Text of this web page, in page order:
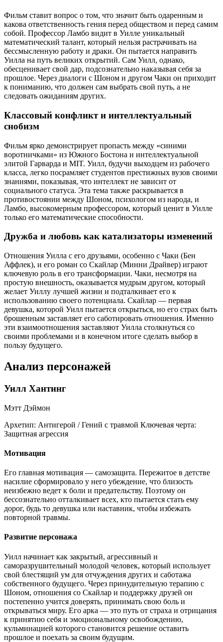
Фильм ставит вопрос о том, что значит быть одаренным и
какова ответственность гения перед обществом и перед самим
собой. Профессор Ламбо видит в Уилле уникальный
математический талант, который нельзя растрачивать на
бессмысленную работу и драки. Он пытается направить
Уилла на путь великих открытий. Сам Уилл, однако,
обесценивает свой дар, подсознательно наказывая себя за
прошлое. Через диалоги с Шоном и другом Чаки он приходит
к пониманию, что должен сам выбрать свой путь, а не
следовать ожиданиям других.
Классовый конфликт и интеллектуальный
снобизм
Фильм ярко демонстрирует пропасть между «синими
воротничками» из Южного Бостона и интеллектуальной
элитой Гарварда и MIT. Уилл, будучи выходцем из рабочего
класса, легко посрамляет студентов престижных вузов своими
знаниями, показывая, что интеллект не зависит от
социального статуса. Эта тема также раскрывается в
противостоянии между Шоном, психологом из народа, и
Ламбо, высокомерным профессором, который ценит в Уилле
только его математические способности.
Дружба и любовь как катализаторы изменений
Отношения Уилла с его друзьями, особенно с Чаки (Бен
Аффлек), и его роман со Скайлар (Минни Драйвер) играют
ключевую роль в его трансформации. Чаки, несмотря на
простую внешность, оказывается мудрым другом, который
желает Уиллу лучшей жизни и подталкивает его к
использованию своего потенциала. Скайлар — первая
девушка, которой Уилл пытается открыться, но его страх быть
брошенным заставляет его саботировать отношения. Именно
эти взаимоотношения заставляют Уилла столкнуться со
своими проблемами и в конечном итоге сделать выбор в
пользу будущего.
Анализ персонажей
Уилл Хантинг
Мэтт Дэймон
Архетип: Антигерой / Гений с травмой Ключевая черта:
Защитная агрессия
Мотивация
Его главная мотивация — самозащита. Пережитое в детстве
насилие сформировало у него убеждение, что близость
неизбежно ведет к боли и предательству. Поэтому он
бессознательно отталкивает всех, кто пытается стать ему
дорог, будь то девушка или наставник, чтобы избежать
повторной травмы.
Развитие персонажа
Уилл начинает как закрытый, агрессивный и
саморазрушительный молодой человек, который использует
свой блестящий ум для отчуждения других и саботажа
собственного будущего. Через принудительную терапию с
Шоном, отношения со Скайлар и поддержку друзей он
постепенно учится доверять, принимать свою боль и
открываться миру. Его арка — это путь от страха и отрицания
к принятию себя и эмоциональному освобождению,
кульминацией которого становится решение оставить
прошлое и поехать за своим будущим.